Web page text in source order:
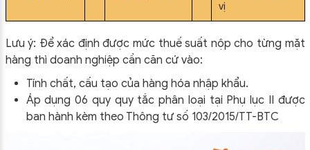
vị
Lưu ý: Để xác định được mức thuế suất nộp cho từng mặt
hàng thì doanh nghiệp cần căn cứ vào:
Tính chất, cấu tạo của hàng hóa nhập khẩu.
Áp dụng 06 quy quy tắc phân loại tại Phụ lục II được
ban hành kèm theo Thông tư số 103/2015/TT-BTC